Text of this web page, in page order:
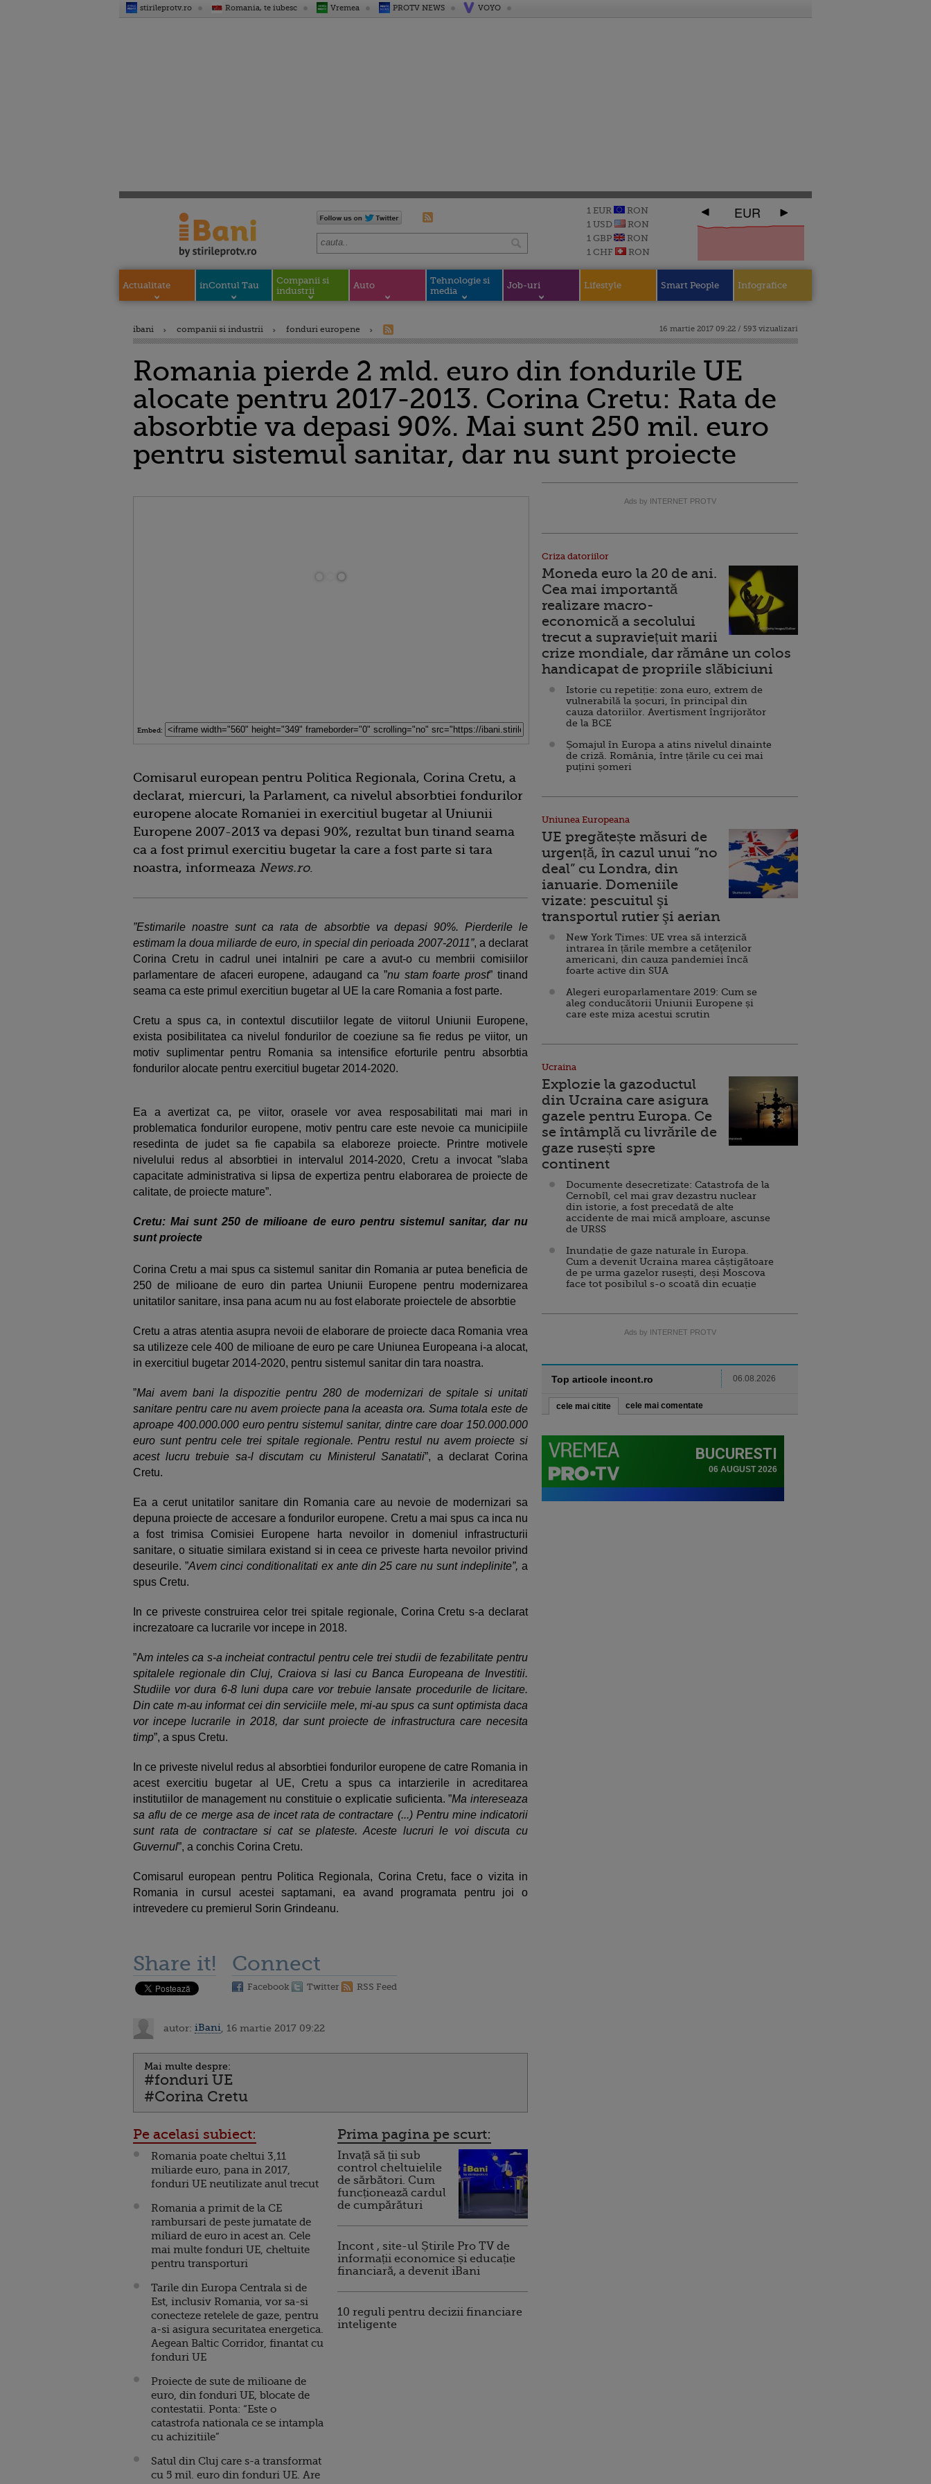
stirileprotv.ro Romania, te iubesc Vremea PROTV NEWS VOYO
1 EUR
RON
1 USD
RON
1 GBP
RON
1 CHF
RON
EUR
Actualitate inContul Tau
Companii si
industrii
Auto
Tehnologie si
media
Job-uri Lifestyle Smart People Infografice
ibani companii si industrii fonduri europene 16 martie 2017 09:22 / 593 vizualizari
Romania pierde 2 mld. euro din fondurile UE
alocate pentru 2017-2013. Corina Cretu: Rata de
absorbtie va depasi 90%. Mai sunt 250 mil. euro
pentru sistemul sanitar, dar nu sunt proiecte
Embed:
Comisarul european pentru Politica Regionala, Corina Cretu, a
declarat, miercuri, la Parlament, ca nivelul absorbtiei fondurilor
europene alocate Romaniei in exercitiul bugetar al Uniunii
Europene 2007-2013 va depasi 90%, rezultat bun tinand seama
ca a fost primul exercitiu bugetar la care a fost parte si tara
noastra, informeaza News.ro.
”Estimarile noastre sunt ca rata de absorbtie va depasi 90%. Pierderile le
estimam la doua miliarde de euro, in special din perioada 2007-2011”, a declarat
Corina Cretu in cadrul unei intalniri pe care a avut-o cu membrii comisiilor
parlamentare de afaceri europene, adaugand ca ”nu stam foarte prost” tinand
seama ca este primul exercitiun bugetar al UE la care Romania a fost parte.
Cretu a spus ca, in contextul discutiilor legate de viitorul Uniunii Europene,
exista posibilitatea ca nivelul fondurilor de coeziune sa fie redus pe viitor, un
motiv suplimentar pentru Romania sa intensifice eforturile pentru absorbtia
fondurilor alocate pentru exercitiul bugetar 2014-2020.
Ea a avertizat ca, pe viitor, orasele vor avea resposabilitati mai mari in
problematica fondurilor europene, motiv pentru care este nevoie ca municipiile
resedinta de judet sa fie capabila sa elaboreze proiecte. Printre motivele
nivelului redus al absorbtiei in intervalul 2014-2020, Cretu a invocat ”slaba
capacitate administrativa si lipsa de expertiza pentru elaborarea de proiecte de
calitate, de proiecte mature”.
Cretu: Mai sunt 250 de milioane de euro pentru sistemul sanitar, dar nu
sunt proiecte
Corina Cretu a mai spus ca sistemul sanitar din Romania ar putea beneficia de
250 de milioane de euro din partea Uniunii Europene pentru modernizarea
unitatilor sanitare, insa pana acum nu au fost elaborate proiectele de absorbtie
Cretu a atras atentia asupra nevoii de elaborare de proiecte daca Romania vrea
sa utilizeze cele 400 de milioane de euro pe care Uniunea Europeana i-a alocat,
in exercitiul bugetar 2014-2020, pentru sistemul sanitar din tara noastra.
”Mai avem bani la dispozitie pentru 280 de modernizari de spitale si unitati
sanitare pentru care nu avem proiecte pana la aceasta ora. Suma totala este de
aproape 400.000.000 euro pentru sistemul sanitar, dintre care doar 150.000.000
euro sunt pentru cele trei spitale regionale. Pentru restul nu avem proiecte si
acest lucru trebuie sa-l discutam cu Ministerul Sanatatii”, a declarat Corina
Cretu.
Ea a cerut unitatilor sanitare din Romania care au nevoie de modernizari sa
depuna proiecte de accesare a fondurilor europene. Cretu a mai spus ca inca nu
a fost trimisa Comisiei Europene harta nevoilor in domeniul infrastructurii
sanitare, o situatie similara existand si in ceea ce priveste harta nevoilor privind
deseurile. ”Avem cinci conditionalitati ex ante din 25 care nu sunt indeplinite”, a
spus Cretu.
In ce priveste construirea celor trei spitale regionale, Corina Cretu s-a declarat
increzatoare ca lucrarile vor incepe in 2018.
”Am inteles ca s-a incheiat contractul pentru cele trei studii de fezabilitate pentru
spitalele regionale din Cluj, Craiova si Iasi cu Banca Europeana de Investitii.
Studiile vor dura 6-8 luni dupa care vor trebuie lansate procedurile de licitare.
Din cate m-au informat cei din serviciile mele, mi-au spus ca sunt optimista daca
vor incepe lucrarile in 2018, dar sunt proiecte de infrastructura care necesita
timp”, a spus Cretu.
In ce priveste nivelul redus al absorbtiei fondurilor europene de catre Romania in
acest exercitiu bugetar al UE, Cretu a spus ca intarzierile in acreditarea
institutiilor de management nu constituie o explicatie suficienta. ”Ma intereseaza
sa aflu de ce merge asa de incet rata de contractare (...) Pentru mine indicatorii
sunt rata de contractare si cat se plateste. Aceste lucruri le voi discuta cu
Guvernul”, a conchis Corina Cretu.
Comisarul european pentru Politica Regionala, Corina Cretu, face o vizita in
Romania in cursul acestei saptamani, ea avand programata pentru joi o
intrevedere cu premierul Sorin Grindeanu.
Share it! Connect
Facebook Twitter RSS Feed
autor: iBani , 16 martie 2017 09:22
Mai multe despre:
#fonduri UE
#Corina Cretu
Pe acelasi subiect:
Romania poate cheltui 3,11
miliarde euro, pana in 2017,
fonduri UE neutilizate anul trecut
Romania a primit de la CE
rambursari de peste jumatate de
miliard de euro in acest an. Cele
mai multe fonduri UE, cheltuite
pentru transporturi
Tarile din Europa Centrala si de
Est, inclusiv Romania, vor sa-si
conecteze retelele de gaze, pentru
a-si asigura securitatea energetica.
Aegean Baltic Corridor, finantat cu
fonduri UE
Proiecte de sute de milioane de
euro, din fonduri UE, blocate de
contestatii. Ponta: “Este o
catastrofa nationala ce se intampla
cu achizitiile”
Satul din Cluj care s-a transformat
cu 5 mil. euro din fonduri UE. Are
Prima pagina pe scurt:
Invață să ții sub
control cheltuielile
de sărbători. Cum
funcționează cardul
de cumpărături
Incont , site-ul Știrile Pro TV de
informații economice și educație
financiară, a devenit iBani
10 reguli pentru decizii financiare
inteligente
Ads by INTERNET PROTV
Criza datoriilor
Moneda euro la 20 de ani.
Cea mai importantă
realizare macro-
economică a secolului
trecut a supraviețuit marii
crize mondiale, dar rămâne un colos
handicapat de propriile slăbiciuni
Istorie cu repetiție: zona euro, extrem de
vulnerabilă la șocuri, în principal din
cauza datoriilor. Avertisment îngrijorător
de la BCE
Șomajul în Europa a atins nivelul dinainte
de criză. România, între țările cu cei mai
puțini șomeri
Uniunea Europeana
UE pregătește măsuri de
urgență, în cazul unui ”no
deal” cu Londra, din
ianuarie. Domeniile
vizate: pescuitul şi
transportul rutier şi aerian
New York Times: UE vrea să interzică
intrarea în țările membre a cetăţenilor
americani, din cauza pandemiei încă
foarte active din SUA
Alegeri europarlamentare 2019: Cum se
aleg conducătorii Uniunii Europene și
care este miza acestui scrutin
Ucraina
Explozie la gazoductul
din Ucraina care asigura
gazele pentru Europa. Ce
se întâmplă cu livrările de
gaze rusești spre
continent
Documente desecretizate: Catastrofa de la
Cernobîl, cel mai grav dezastru nuclear
din istorie, a fost precedată de alte
accidente de mai mică amploare, ascunse
de URSS
Inundație de gaze naturale în Europa.
Cum a devenit Ucraina marea câștigătoare
de pe urma gazelor rusești, deși Moscova
face tot posibilul s-o scoată din ecuație
Ads by INTERNET PROTV
Top articole incont.ro 06.08.2026
cele mai citite cele mai comentate